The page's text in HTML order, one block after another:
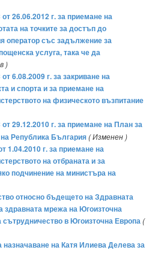
26.06.2012 г. за приемане на
на точките за достъп до
оператор със задължение за
услуга, така че да
)
6.08.2009 г. за закриване на
и спорта и за приемане на
на физическото възпитание
29.12.2010 г. за приемане на План за
Република България( Изменен )
1.04.2010 г. за приемане на
на отбраната и за
подчинение на министъра на
относно бъдещето на Здравната
мрежа на Югоизточна
в Югоизточна Европа(
назначаване на Катя Илиева Делева за